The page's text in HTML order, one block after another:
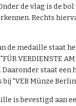
de vlag is de
Rechts
de medaille staat
VERDIENSTE AM
Daaronder staat een
"VEB Münze
is bevestigd aan